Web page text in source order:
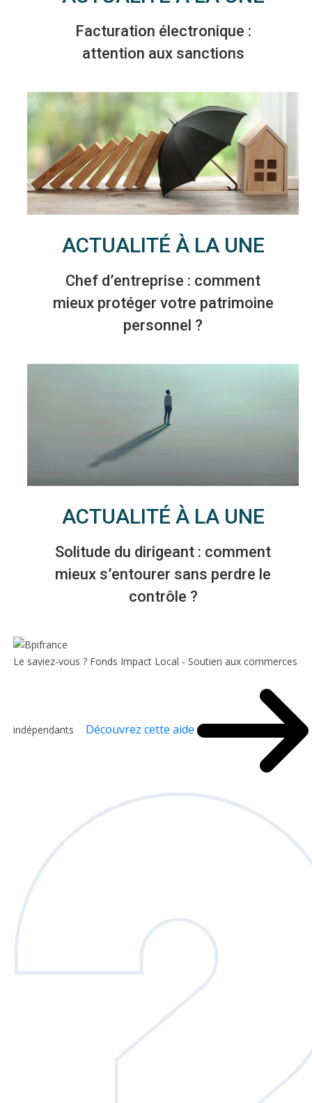
Facturation électronique :
attention aux sanctions
ACTUALITÉ À LA UNE
Chef d’entreprise : comment
mieux protéger votre patrimoine
personnel ?
ACTUALITÉ À LA UNE
Solitude du dirigeant : comment
mieux s’entourer sans perdre le
contrôle ?
Le saviez-vous ? Fonds Impact Local - Soutien aux commerces
indépendants Découvrez cette aide